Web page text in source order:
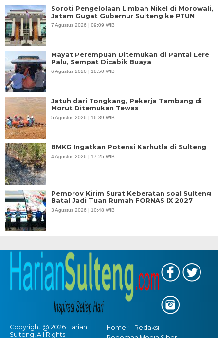
Soroti Pengelolaan Limbah Nikel di Morowali,
Jatam Gugat Gubernur Sulteng ke PTUN
7 Agustus 2026 | 09:09 WIB
Mayat Perempuan Ditemukan di Pantai Lere
Palu, Sempat Dicabik Buaya
6 Agustus 2026 | 18:50 WIB
Jatuh dari Tongkang, Pekerja Tambang di
Morut Ditemukan Tewas
5 Agustus 2026 | 16:39 WIB
BMKG Ingatkan Potensi Karhutla di Sulteng
4 Agustus 2026 | 17:25 WIB
Pemprov Kirim Surat Keberatan soal Sulteng
Batal Jadi Tuan Rumah FORNAS IX 2027
3 Agustus 2026 | 10:48 WIB
Copyright @ 2026 Harian
Sulteng, All Rights
Home
Redaksi